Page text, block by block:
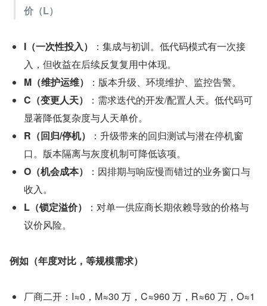
价（L）
I（一次性投入）
：集成与初训。低代码模式有一次接
入，但收益在后续反复复用中体现。
M（维护运维）
：版本升级、环境维护、监控告警。
C（变更人天）
：需求迭代的开发/配置人天。低代码可
显著降低复杂度与人天单价。
R（回归/停机）
：升级带来的回归测试与潜在停机窗
口。版本隔离与灰度机制可降低该项。
O（机会成本）
：因排期与响应慢而错过的业务窗口与
收入。
L（锁定溢价）
：对单一供应商长期依赖导致的价格与
议价风险。
例如（年度对比，等规模需求）
厂商二开：I≈0，M≈30 万，C≈960 万，R≈60 万，O≈1